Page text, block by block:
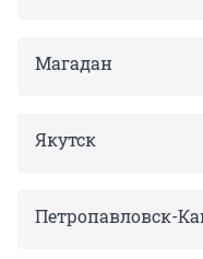
Магадан
Якутск
Петропавловск-